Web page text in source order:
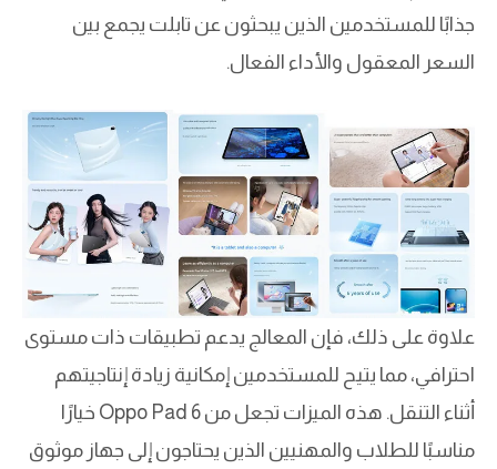
جذابًا للمستخدمين الذين يبحثون عن تابلت يجمع بين
السعر المعقول والأداء الفعال.
علاوة على ذلك، فإن المعالج يدعم تطبيقات ذات مستوى
احترافي، مما يتيح للمستخدمين إمكانية زيادة إنتاجيتهم
أثناء التنقل. هذه الميزات تجعل من Oppo Pad 6 خيارًا
مناسبًا للطلاب والمهنيين الذين يحتاجون إلى جهاز موثوق